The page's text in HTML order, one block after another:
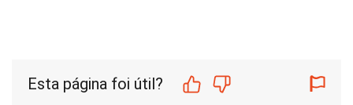
Esta página foi útil?